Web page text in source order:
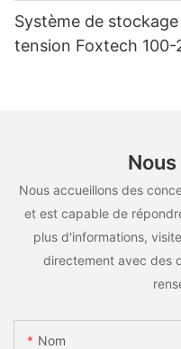
Système de
tension Foxtech 100-
Nous accueillons des
et est capable de
plus d'informations,
directement avec des
Nom